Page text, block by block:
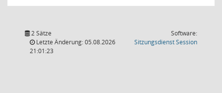
2 Sätze
Letzte Änderung: 05.08.2026
21:01:23
Software:
SitzungsdienstSession(Wird in